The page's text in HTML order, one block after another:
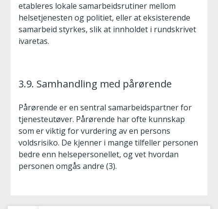
etableres lokale samarbeidsrutiner mellom
helsetjenesten og politiet, eller at eksisterende
samarbeid styrkes, slik at innholdet i rundskrivet
ivaretas.
3.9. Samhandling med pårørende
Pårørende er en sentral samarbeidspartner for
tjenesteutøver. Pårørende har ofte kunnskap
som er viktig for vurdering av en persons
voldsrisiko. De kjenner i mange tilfeller personen
bedre enn helsepersonellet, og vet hvordan
personen omgås andre (3).